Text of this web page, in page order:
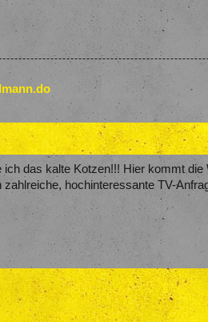
das kalte Kotzen!!! Hier kommt
hochinteressante TV-